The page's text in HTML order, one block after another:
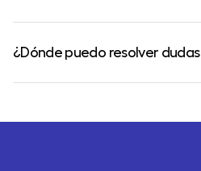
¿Dónde puedo resolver